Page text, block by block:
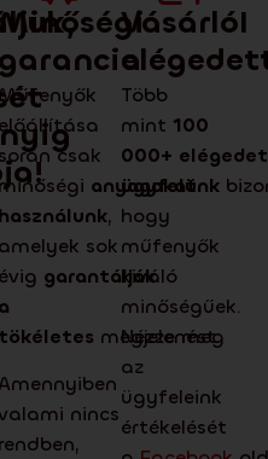
garancia
előállítása
során csak
anyagokat
használunk,
amelyek sok
évig garantálják
a
tökéletes megjelenést.
Amennyiben
nincs
rendben,
VásárlóI
Több
mint 100
000+
ügyfelünk
hogy
műfenyők
kiváló
minőségűek.
Nézze meg
az
ügyfeleink
értékelését